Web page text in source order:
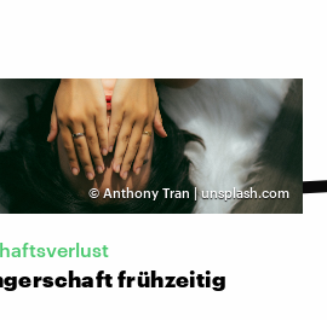
©Anthony Tran | unsplash.com
frühzeitig